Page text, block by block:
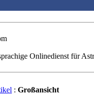
Onlinedienst für
: Großansicht